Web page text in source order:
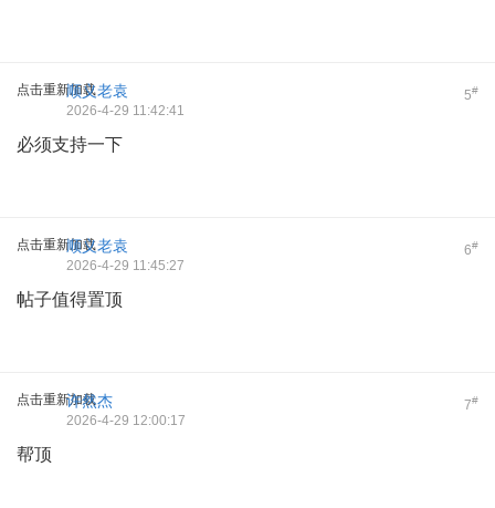
点击重新加载 5#
顺义老袁
2026-4-29 11:42:41
必须支持一下
点击重新加载 6#
顺义老袁
2026-4-29 11:45:27
帖子值得置顶
点击重新加载 7#
许然杰
2026-4-29 12:00:17
帮顶